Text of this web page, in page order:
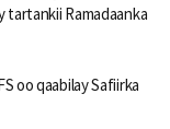
tartankii Ramadaanka
oo qaabilay Safiirka